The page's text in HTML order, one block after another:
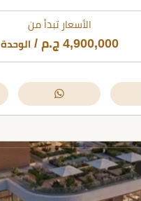
الأسعار تبدأ من
4,900,000 ج.م / الوحدة